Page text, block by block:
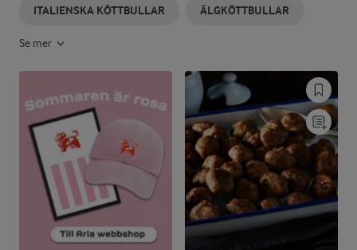
ITALIENSKA KÖTTBULLAR ÄLGKÖTTBULLAR
Se mer